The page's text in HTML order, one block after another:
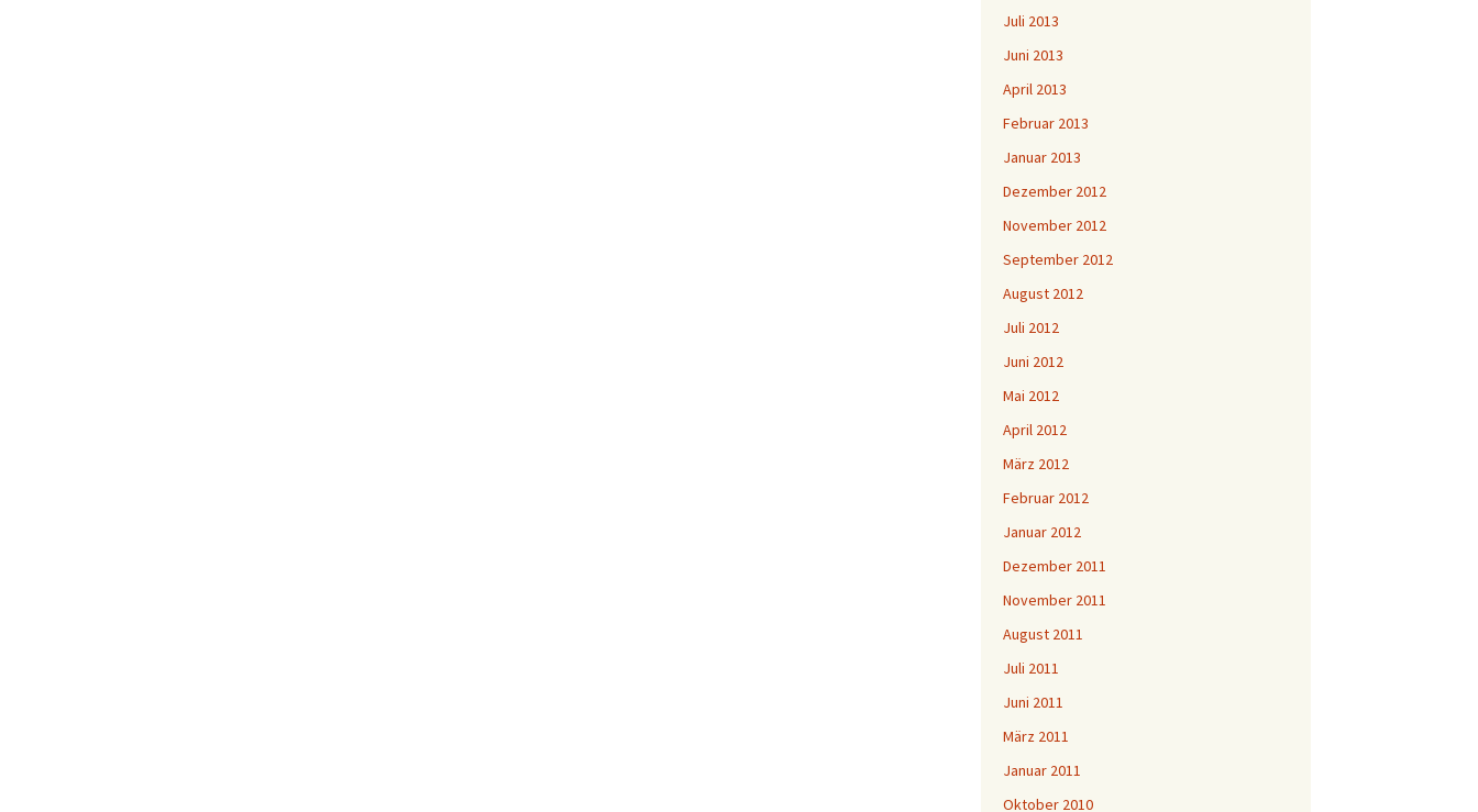
Juli 2013
Juni 2013
April 2013
Februar 2013
Januar 2013
Dezember 2012
November 2012
September 2012
August 2012
Juli 2012
Juni 2012
Mai 2012
April 2012
März 2012
Februar 2012
Januar 2012
Dezember 2011
November 2011
August 2011
Juli 2011
Juni 2011
März 2011
Januar 2011
Oktober 2010